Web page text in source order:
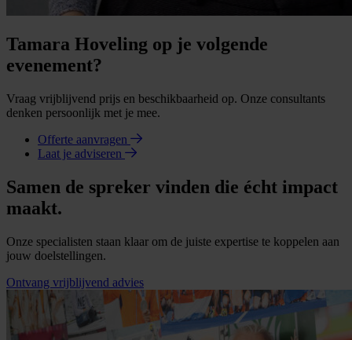
Tamara Hoveling op je volgende
evenement?
Vraag vrijblijvend prijs en beschikbaarheid op. Onze consultants
denken persoonlijk met je mee.
Offerte aanvragen
Laat je adviseren
Samen de spreker vinden die écht impact
maakt.
Onze specialisten staan klaar om de juiste expertise te koppelen aan
jouw doelstellingen.
Ontvang vrijblijvend advies